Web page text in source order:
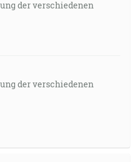
der verschiedenen
der verschiedenen